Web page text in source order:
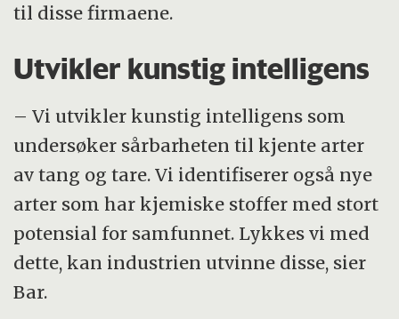
til disse firmaene.
Utvikler kunstig intelligens
– Vi utvikler kunstig intelligens som
undersøker sårbarheten til kjente arter
av tang og tare. Vi identifiserer også nye
arter som har kjemiske stoffer med stort
potensial for samfunnet. Lykkes vi med
dette, kan industrien utvinne disse, sier
Bar.